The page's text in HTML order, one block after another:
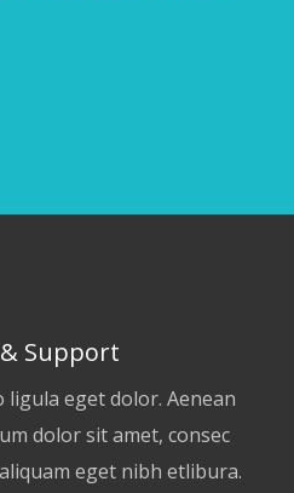
Support
ligula eget dolor. Aenean
dolor sit amet, consec
eget nibh etlibura.